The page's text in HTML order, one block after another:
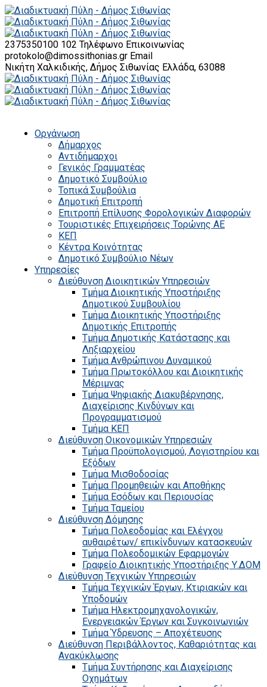
2375350100 102 Τηλέφωνο Επικοινωνίας
protokolo@dimossithonias.gr Email
Νικήτη Χαλκιδικής, Δήμος Σιθωνίας Ελλάδα, 63088
Οργάνωση
Δήμαρχος
Αντιδήμαρχοι
Γενικός Γραμματέας
Δημοτικό Συμβούλιο
Τοπικά Συμβούλια
Δημοτική Επιτροπή
Επιτροπή Επίλυσης Φορολογικών Διαφορών
Τουριστικές Επιχειρήσεις Τορώνης ΑΕ
ΚΕΠ
Κέντρα Κοινότητας
Δημοτικό Συμβούλιο Νέων
Υπηρεσίες
Διεύθυνση Διοικητικών Υπηρεσιών
Τμήμα Διοικητικής Υποστήριξης
Δημοτικού Συμβουλίου
Τμήμα Διοικητικής Υποστήριξης
Δημοτικής Επιτροπής
Τμήμα Δημοτικής Κατάστασης και
Ληξιαρχείου
Τμήμα Ανθρώπινου Δυναμικού
Τμήμα Πρωτοκόλλου και Διοικητικής
Μέριμνας
Τμήμα Ψηφιακής Διακυβέρνησης,
Διαχείρισης Κινδύνων και
Προγραμματισμού
Τμήμα ΚΕΠ
Διεύθυνση Οικονομικών Υπηρεσιών
Τμήμα Προϋπολογισμού, Λογιστηρίου και
Εξόδων
Τμήμα Μισθοδοσίας
Τμήμα Προμηθειών και Αποθήκης
Τμήμα Εσόδων και Περιουσίας
Τμήμα Ταμείου
Διεύθυνση Δόμησης
Τμήμα Πολεοδομίας και Ελέγχου
αυθαιρέτων/ επικίνδυνων κατασκευών
Τμήμα Πολεοδομικών Εφαρμογών
Γραφείο Διοικητικής Υποστήριξης Υ.ΔΟΜ
Διεύθυνση Τεχνικών Υπηρεσιών
Τμήμα Τεχνικών Έργων, Κτιριακών και
Υποδομών
Τμήμα Ηλεκτρομηχανολογικών,
Ενεργειακών Έργων και Συγκοινωνιών
Τμήμα Ύδρευσης – Αποχέτευσης
Διεύθυνση Περιβάλλοντος, Καθαριότητας και
Ανακύκλωσης
Τμήμα Συντήρησης και Διαχείρισης
Οχημάτων